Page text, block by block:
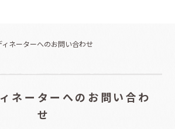
ィネーターへのお問い合わせ
ネーターへのお問い合わ
せ